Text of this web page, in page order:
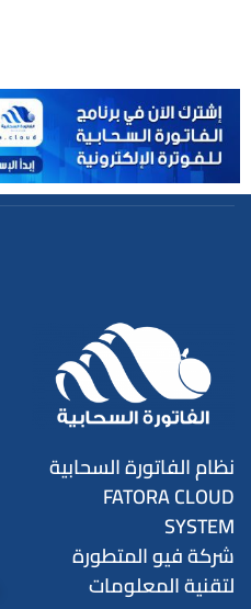
نظام الفاتورة السحابية
FATORA CLOUD
SYSTEM
شركة فيو المتطورة
لتقنية المعلومات